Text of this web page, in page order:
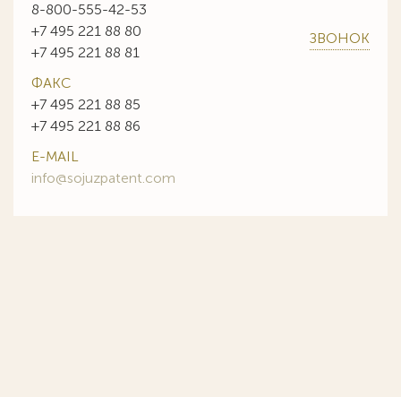
8-800-555-42-53
+7 495 221 88 80
+7 495 221 88 81
ЗВОНОК
ФАКС
+7 495 221 88 85
+7 495 221 88 86
E-MAIL
info@sojuzpatent.com